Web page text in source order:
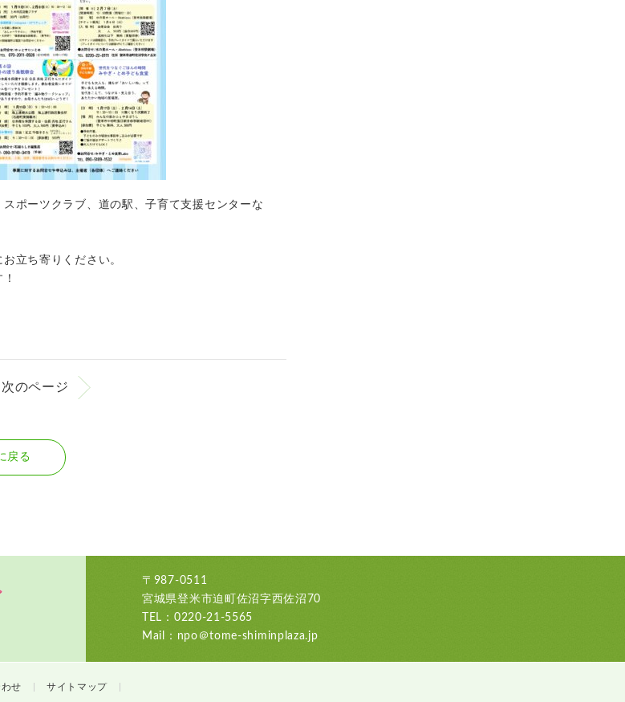
ポーツクラブ、道の駅、子育て支援センターな
立ち寄りください。
次のページ
戻る
〒987-0511
宮城県登米市迫町佐沼字西佐沼70
TEL：0220-21-5565
Mail：npo＠tome-shiminplaza.jp
せ サイトマップ